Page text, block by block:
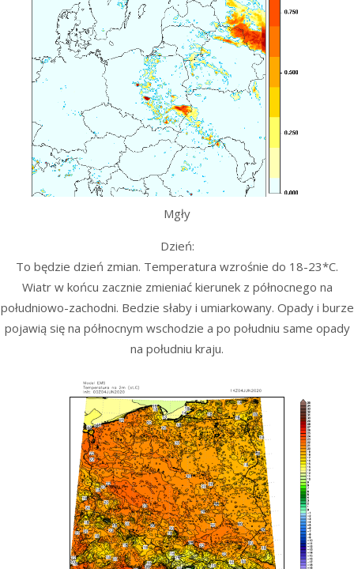
Mgły
Dzień:
To będzie dzień zmian. Temperatura wzrośnie do 18-23*C.
Wiatr w końcu zacznie zmieniać kierunek z północnego na
południowo-zachodni. Bedzie słaby i umiarkowany. Opady i burze
pojawią się na północnym wschodzie a po południu same opady
na południu kraju.